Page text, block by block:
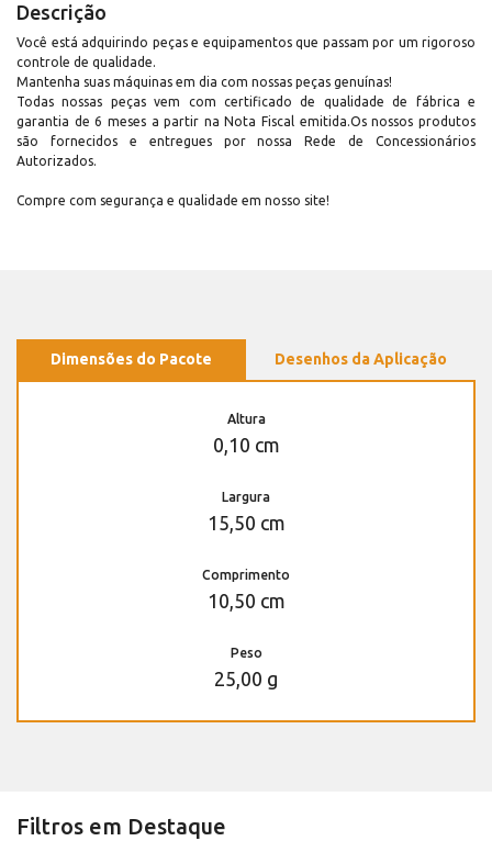
Descrição
Você está adquirindo peças e equipamentos que passam por um rigoroso
controle de qualidade.
Mantenha suas máquinas em dia com nossas peças genuínas!
Todas nossas peças vem com certificado de qualidade de fábrica e
garantia de 6 meses a partir na Nota Fiscal emitida.Os nossos produtos
são fornecidos e entregues por nossa Rede de Concessionários
Autorizados.
Compre com segurança e qualidade em nosso site!
Dimensões do Pacote Desenhos da Aplicação
Altura
0,10 cm
Largura
15,50 cm
Comprimento
10,50 cm
Peso
25,00 g
Filtros em Destaque